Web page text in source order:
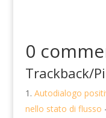
0
Trackback/
Autodialogo
nello stato di flusso